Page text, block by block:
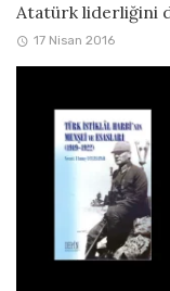
Atatürk liderliğini
17 Nisan 2016